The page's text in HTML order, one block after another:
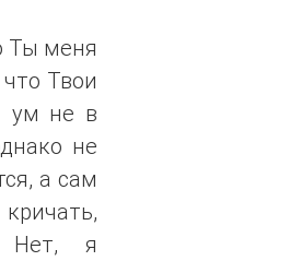
Ты меня
Твои
ум не в
не
а сам
Нет, я